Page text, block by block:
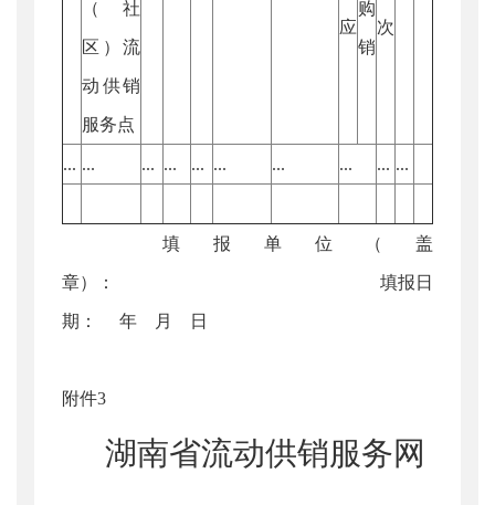
（社
区）流
动供销
服务点
应
购
销
次
... ... ... ... ... ... ... ... ... ...
填报单位（盖
章）： 填报日
期： 年 月 日
附件3
湖南省流动供销服务网